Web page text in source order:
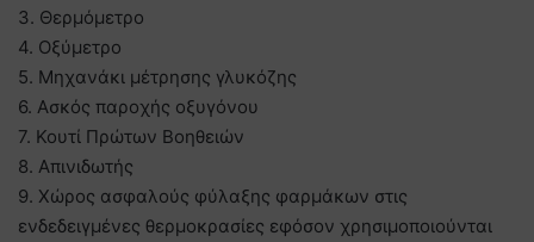
3. Θερμόμετρο
4. Οξύμετρο
5. Μηχανάκι μέτρησης γλυκόζης
6. Ασκός παροχής οξυγόνου
7. Κουτί Πρώτων Βοηθειών
8. Απινιδωτής
9. Χώρος ασφαλούς φύλαξης φαρμάκων στις
ενδεδειγμένες θερμοκρασίες εφόσον χρησιμοποιούνται